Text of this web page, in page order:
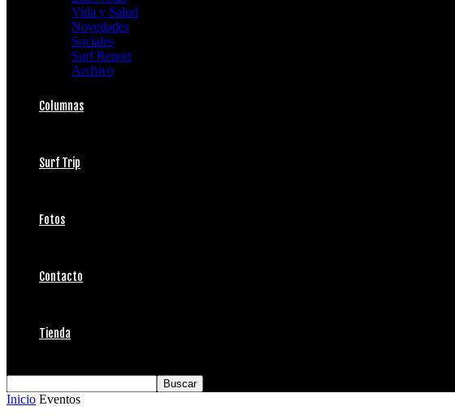
Vida y Salud
Novedades
Sociales
Surf Report
Archivo
Columnas
Surf Trip
Fotos
Contacto
Tienda
Inicio Eventos